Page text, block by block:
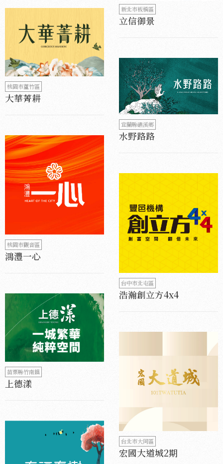
桃園市蘆竹區
大華菁耕
桃園市觀音區
鴻灃一心
苗栗縣竹南鎮
上德漾
新北市板橋區
立信御景
宜蘭縣礁溪鄉
水野路路
台中市北屯區
浩瀚創立方4x4
台北市大同區
宏國大道城2期